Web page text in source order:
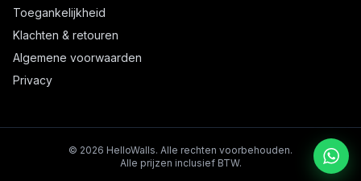
Toegankelijkheid
Klachten & retouren
Algemene voorwaarden
Privacy
© 2026 HelloWalls. Alle rechten voorbehouden.
Alle prijzen inclusief BTW.